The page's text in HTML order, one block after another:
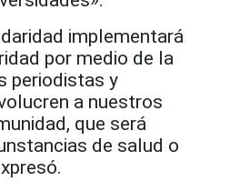
implementará
por medio de la
periodistas y
a nuestros
que será
de salud o